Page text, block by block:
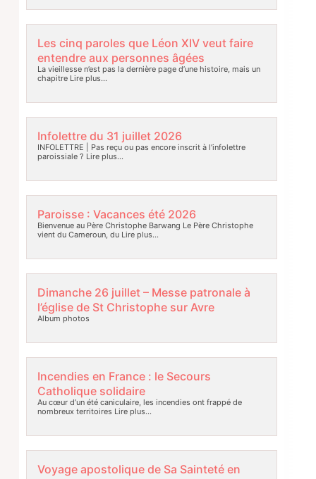
Les cinq paroles que Léon XIV veut faire
entendre aux personnes âgées
La vieillesse n’est pas la dernière page d’une histoire, mais un
chapitreLire plus…
Infolettre du 31 juillet 2026
INFOLETTRE | Pas reçu ou pas encore inscrit à l’infolettre
paroissiale ? Lire plus…
Paroisse : Vacances été 2026
Bienvenue au Père Christophe Barwang Le Père Christophe
vient du Cameroun, duLire plus…
Dimanche 26 juillet – Messe patronale à
l’église de St Christophe sur Avre
Album photos
Incendies en France : le Secours
Catholique solidaire
Au cœur d’un été caniculaire, les incendies ont frappé de
nombreux territoires Lire plus…
Voyage apostolique de Sa Sainteté en